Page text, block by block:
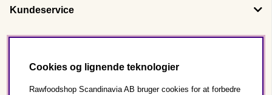
Kundeservice
Cookies og lignende teknologier
Rawfoodshop Scandinavia AB bruger cookies for at forbedre